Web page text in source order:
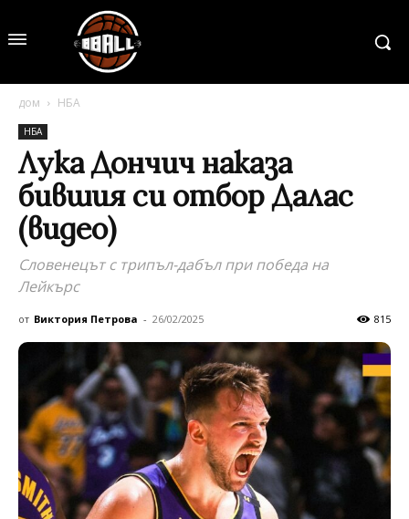
дом НБА
НБА
Лука Дончич наказа
бившия си отбор Далас
(видео)
Словенецът с трипъл-дабъл при победа на
Лейкърс
от Виктория Петрова - 26/02/2025 815